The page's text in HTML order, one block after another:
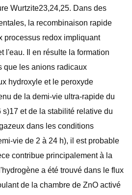
Wurtzite23,24,25. Dans des
la recombinaison rapide
processus redox impliquant
l'eau. Il en résulte la formation
que les anions radicaux
hydroxyle et le peroxyde
de la demi-vie ultra-rapide du
et de la stabilité relative du
dans les conditions
vie de 2 à 24 h), il est probable
contribue principalement à la
a été trouvé dans le flux
de la chambre de ZnO activé